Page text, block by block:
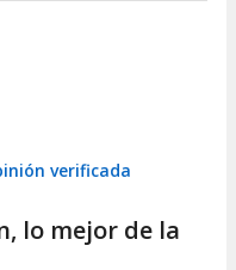
verificada
lo mejor de la